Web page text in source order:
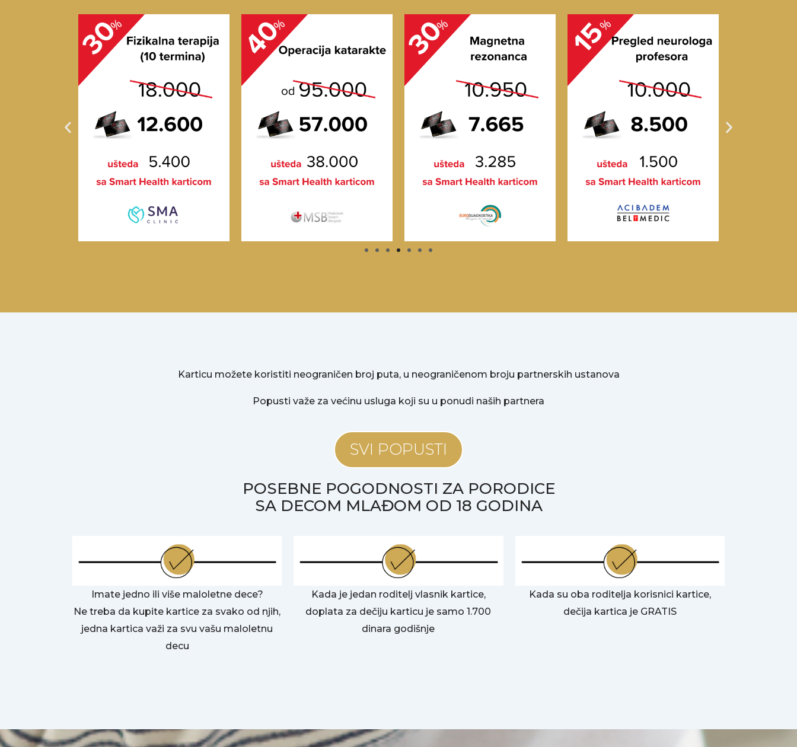
Karticu možete koristiti neograničen broj puta, u neograničenom broju partnerskih ustanova
Popusti važe za većinu usluga koji su u ponudi naših partnera
SVI POPUSTI
POSEBNE POGODNOSTI ZA PORODICE
SA DECOM MLAĐOM OD 18 GODINA
Imate jedno ili više maloletne dece?
Ne treba da kupite kartice za svako od njih,
jedna kartica važi za svu vašu maloletnu
decu
Kada je jedan roditelj vlasnik kartice,
doplata za dečiju karticu je samo 1.700
dinara godišnje
Kada su oba roditelja korisnici kartice,
dečija kartica je GRATIS